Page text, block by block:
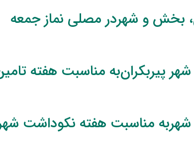
بخش و شهردر مصلی نماز جمعه
پیربکران‌به مناسبت هفته
مناسبت هفته نکوداشت